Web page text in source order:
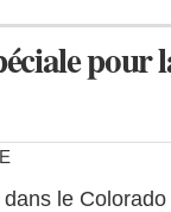
pour
le